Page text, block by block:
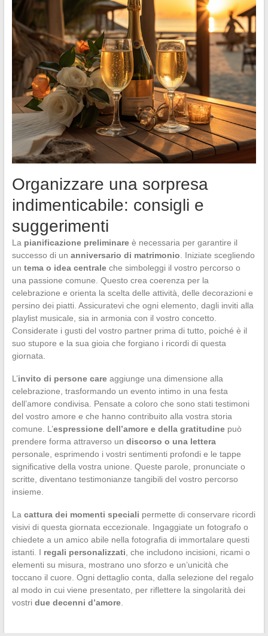
Organizzare una sorpresa
indimenticabile: consigli e
suggerimenti
La pianificazione preliminareè necessaria per garantire il
successo di un anniversario di matrimonio. Iniziate scegliendo
un tema o idea centraleche simboleggi il vostro percorso o
una passione comune. Questo crea coerenza per la
celebrazione e orienta la scelta delle attività, delle decorazioni e
persino dei piatti. Assicuratevi che ogni elemento, dagli inviti alla
playlist musicale, sia in armonia con il vostro concetto.
Considerate i gusti del vostro partner prima di tutto, poiché è il
suo stupore e la sua gioia che forgiano i ricordi di questa
giornata.
L’invito di persone careaggiunge una dimensione alla
celebrazione, trasformando un evento intimo in una festa
dell’amore condivisa. Pensate a coloro che sono stati testimoni
del vostro amore e che hanno contribuito alla vostra storia
comune. L’espressione dell’amore e della gratitudinepuò
prendere forma attraverso un discorso o una lettera
personale, esprimendo i vostri sentimenti profondi e le tappe
significative della vostra unione. Queste parole, pronunciate o
scritte, diventano testimonianze tangibili del vostro percorso
insieme.
La cattura dei momenti speciali permette di conservare ricordi
visivi di questa giornata eccezionale. Ingaggiate un fotografo o
chiedete a un amico abile nella fotografia di immortalare questi
istanti. I regali personalizzati, che includono incisioni, ricami o
elementi su misura, mostrano uno sforzo e un’unicità che
toccano il cuore. Ogni dettaglio conta, dalla selezione del regalo
al modo in cui viene presentato, per riflettere la singolarità dei
vostri due decenni d’amore.